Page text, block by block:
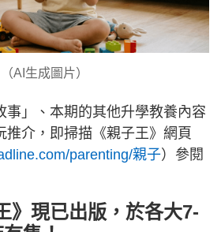
（AI生成圖片）
事」、本期的其他升學教養內容
推介，即掃描《親子王》網頁
parenting/親子）參閱
》現已出版，於各大7-